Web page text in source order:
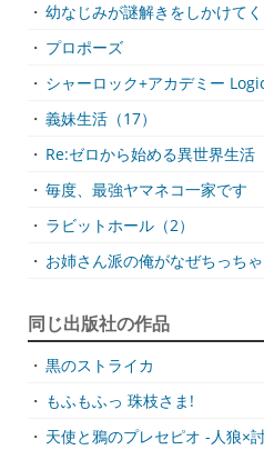
・ 幼なじみが謎解きをしかけて
・ プロポーズ
・ シャーロック+アカデミー
・ 義妹生活（17）
・ Re:ゼロから始める異世界生活
・ 毎度、最強ヤマネコ一家です
・ ラビットホール（2）
・ お姉さん派の俺がなぜちっち
同じ出版社の作品
・ 黒のストライカ
・ もふもふっ 珠枝さま!
・ 天使と鴉のプレセピオ -人狼×